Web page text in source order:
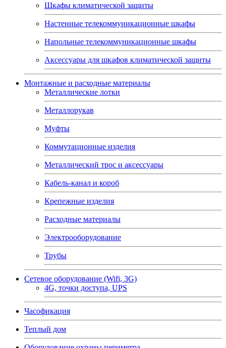
Шкафы климатической защиты
Настенные телекоммуникационные шкафы
Напольные телекоммуникационные шкафы
Аксессуары для шкафов климатической защиты
Монтажные и расходные материалы
Металлические лотки
Металлорукав
Муфты
Коммутационные изделия
Металлический трос и аксессуары
Кабель-канал и короб
Крепежные изделия
Расходные материалы
Электрооборудование
Трубы
Сетевое оборудование (Wifi, 3G)
4G, точки доступа, UPS
Часофикация
Теплый дом